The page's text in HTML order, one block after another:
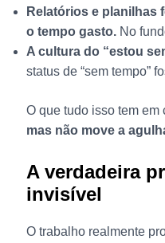
Relatórios e planilhas
o tempo gasto.No
A cultura do “estou
status de “sem tempo”
O que tudo isso tem em
mas não move a
A verdadeira
invisível
O trabalho realmente